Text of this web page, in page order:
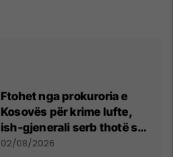
Ftohet nga prokuroria e
Kosovës për krime lufte,
ish-gjenerali serb thotë se
dikush e tradhtoi në
02/08/2026